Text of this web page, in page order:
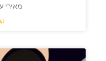
מאירי